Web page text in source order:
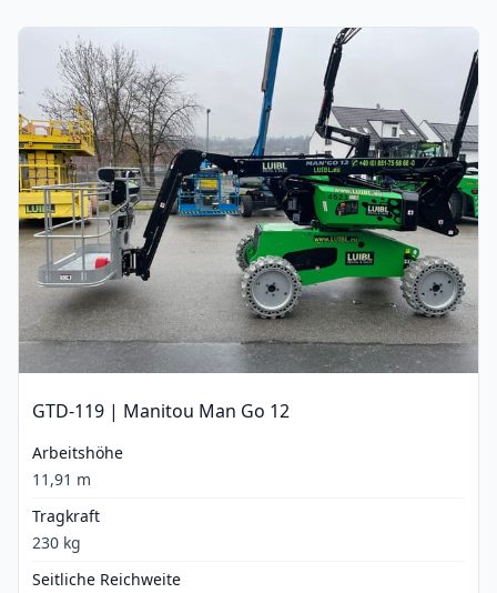
GTD-119 | Manitou Man Go 12
Arbeitshöhe
11,91 m
Tragkraft
230 kg
Seitliche Reichweite